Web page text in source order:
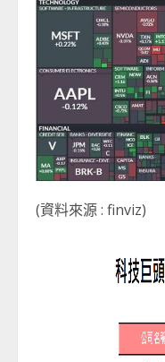
(資料來源 : finviz)